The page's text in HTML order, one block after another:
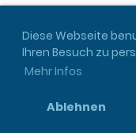
Diese Webseite
Ihren Besuch zu
Mehr Infos
Ablehnen